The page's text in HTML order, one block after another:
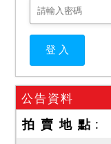
公告資料
拍 賣 地 點